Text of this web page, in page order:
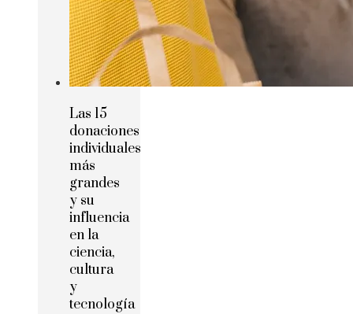
Las 15
donaciones
individuales
más
grandes
y su
influencia
en la
ciencia,
cultura
y
tecnología